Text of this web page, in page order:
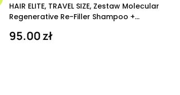
HAIR ELITE, TRAVEL SIZE, Zestaw Molecular
Regenerative Re-Filler Shampoo +
ml
95.00 zł